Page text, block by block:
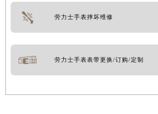
劳力士手表摔坏维修
劳力士手表表带更换/订购/定制